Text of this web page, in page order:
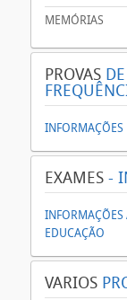
MEMÓRIAS
PROVAS
INFORMAÇÕES
EXAMES -
INFORMAÇÕES
EDUCAÇÃO
VARIOS